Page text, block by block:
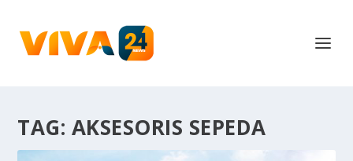
TAG: AKSESORIS SEPEDA